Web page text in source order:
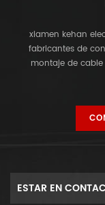
xiamen kehan
fabricantes de
montaje de
ESTAR EN